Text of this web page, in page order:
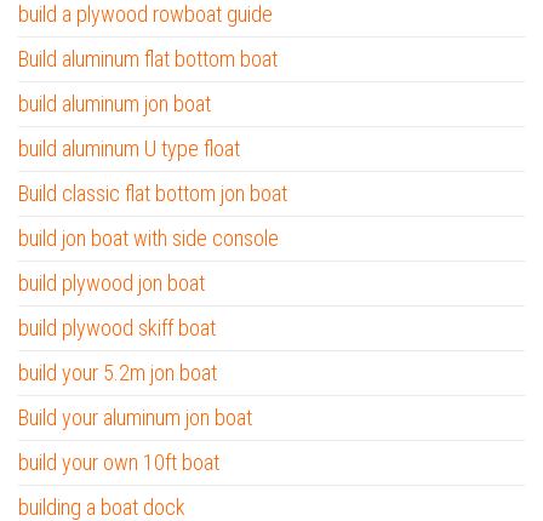
build a plywood rowboat guide
Build aluminum flat bottom boat
build aluminum jon boat
build aluminum U type float
Build classic flat bottom jon boat
build jon boat with side console
build plywood jon boat
build plywood skiff boat
build your 5.2m jon boat
Build your aluminum jon boat
build your own 10ft boat
building a boat dock